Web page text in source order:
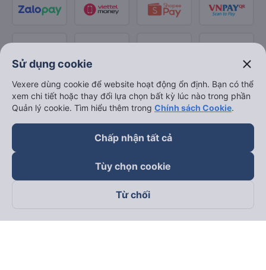
Theo dõi chúng tôi trên
Sử dụng cookie close
Vexere dùng cookie để website hoạt động ổn định. Bạn có thể
xem chi tiết hoặc thay đổi lựa chọn bất kỳ lúc nào trong phần
Quản lý cookie. Tìm hiểu thêm trong Chính sách Cookie.
Chấp nhận tất cả
Tùy chọn cookie
Từ chối